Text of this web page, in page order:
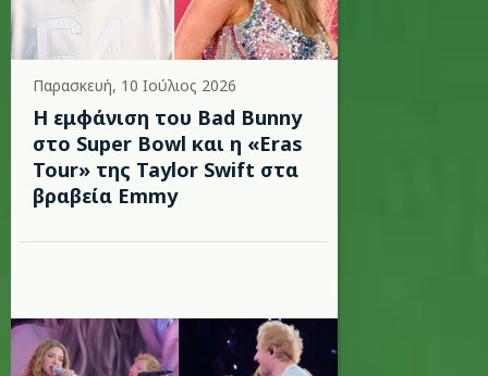
Παρασκευή, 10 Ιούλιος 2026
Η εμφάνιση του Bad Bunny
στο Super Bowl και η «Eras
Tour» της Taylor Swift στα
βραβεία Emmy